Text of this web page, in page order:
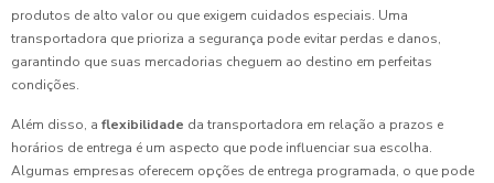
produtos de alto valor ou que exigem cuidados especiais. Uma
transportadora que prioriza a segurança pode evitar perdas e danos,
garantindo que suas mercadorias cheguem ao destino em perfeitas
condições.
Além disso, a flexibilidade da transportadora em relação a prazos e
horários de entrega é um aspecto que pode influenciar sua escolha.
Algumas empresas oferecem opções de entrega programada, o que pode